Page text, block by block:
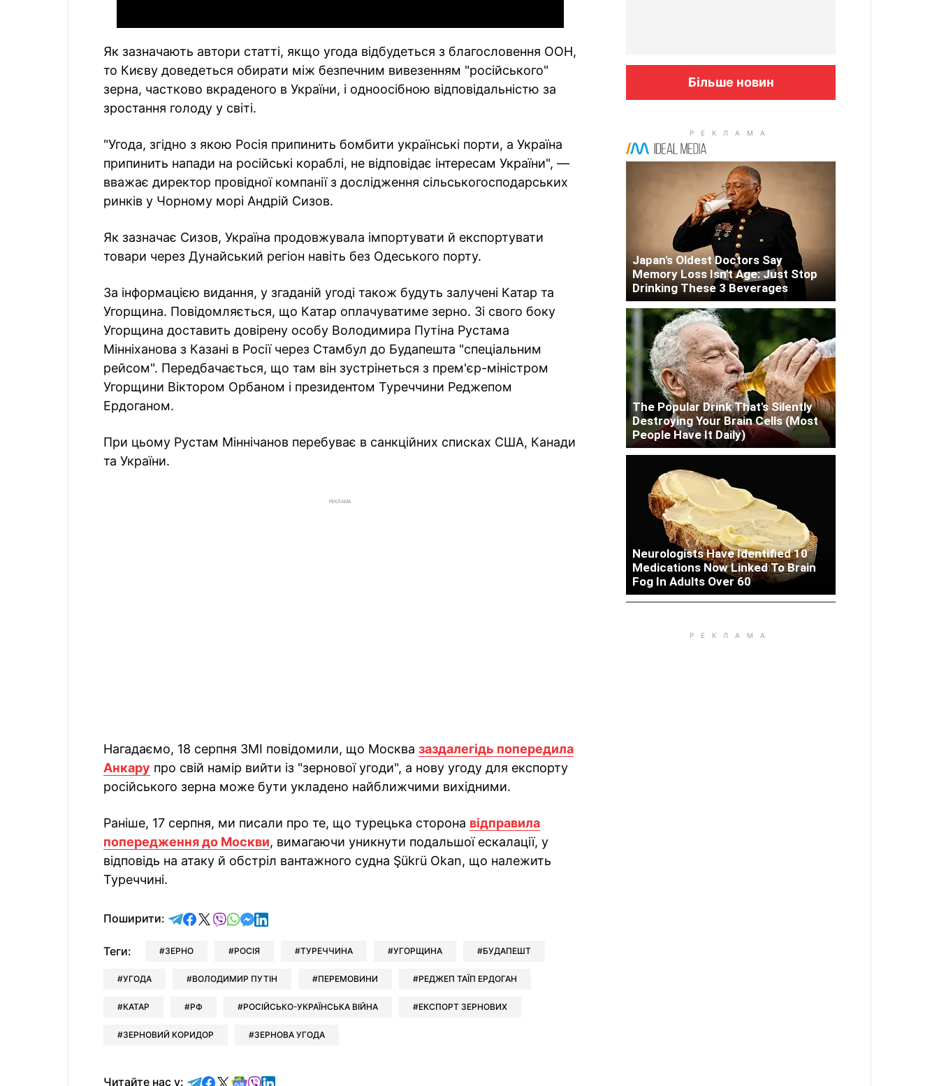
Як зазначають автори статті, якщо угода відбудеться з благословення ООН,
то Києву доведеться обирати між безпечним вивезенням "російського"
зерна, частково вкраденого в України, і одноосібною відповідальністю за
зростання голоду у світі.
"Угода, згідно з якою Росія припинить бомбити українські порти, а Україна
припинить напади на російські кораблі, не відповідає інтересам України", —
вважає директор провідної компанії з дослідження сільськогосподарських
ринків у Чорному морі Андрій Сизов.
Як зазначає Сизов, Україна продовжувала імпортувати й експортувати
товари через Дунайський регіон навіть без Одеського порту.
За інформацією видання, у згаданій угоді також будуть залучені Катар та
Угорщина. Повідомляється, що Катар оплачуватиме зерно. Зі свого боку
Угорщина доставить довірену особу Володимира Путіна Рустама
Мінніханова з Казані в Росії через Стамбул до Будапешта "спеціальним
рейсом". Передбачається, що там він зустрінеться з прем'єр-міністром
Угорщини Віктором Орбаном і президентом Туреччини Реджепом
Ердоганом.
При цьому Рустам Міннічанов перебуває в санкційних списках США, Канади
та України.
РЕКЛАМА
Нагадаємо, 18 серпня ЗМІ повідомили, що Москва заздалегідь попередила
Анкару про свій намір вийти із "зернової угоди", а нову угоду для експорту
російського зерна може бути укладено найближчими вихідними.
Раніше, 17 серпня, ми писали про те, що турецька сторона відправила
попередження до Москви, вимагаючи уникнути подальшої ескалації, у
відповідь на атаку й обстріл вантажного судна Şükrü Okan, що належить
Туреччині.
Поширити: відправити у Telegram
поділитись у Facebook
поділитись у X
відправити у Viber
відправити у Whatsapp
відправити у Messenger
відправити у LinkedIn
Теги: ЗЕРНО РОСІЯ ТУРЕЧЧИНА УГОРЩИНА БУДАПЕШТ
УГОДА ВОЛОДИМИР ПУТІН ПЕРЕМОВИНИ РЕДЖЕП ТАЇП ЕРДОГАН
КАТАР РФ РОСІЙСЬКО-УКРАЇНСЬКА ВІЙНА ЕКСПОРТ ЗЕРНОВИХ
ЗЕРНОВИЙ КОРИДОР ЗЕРНОВА УГОДА
Читайте нас у: Читайте у Telegram
Читайте у Facebook
Читайте у X
Читайте у Google news
Читайте у Viber
Читайте у LinkedIn
Більше новин
Japan's Oldest Doctors Say
Memory Loss Isn't Age: Just Stop
Drinking These 3 Beverages
The Popular Drink That's Silently
Destroying Your Brain Cells (Most
People Have It Daily)
Neurologists Have Identified 10
Medications Now Linked To Brain
Fog In Adults Over 60
Woman Lives In Garage - Don't
Judge Until You Peek Inside